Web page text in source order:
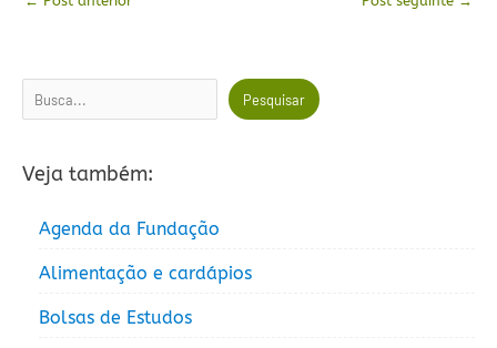
Pesquisar Pesquisar
Veja também:
Agenda da Fundação
Alimentação e cardápios
Bolsas de Estudos